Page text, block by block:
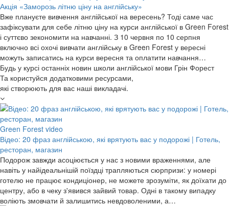
Акція «Заморозь літню ціну на англійську»
Вже плануєте вивчення англійської на вересень? Тоді саме час
зафіксувати для себе літню ціну на курси англійської в Green Forest
і суттєво зекономити на навчанні. З 10 червня по 10 серпня
включно всі охочі вивчати англійську в Green Forest у вересні
можуть записатись на курси вересня та оплатити навчання…
Будь у курсі останніх новин школи англійської мови Грін Форест
Та користуйся додатковими ресурсами,
які створюють для вас наші викладачі.
Green Forest video
Відео: 20 фраз англійською, які врятують вас у подорожі | Готель,
ресторан, магазин
Подорож завжди асоціюється у нас з новими враженнями, але
навіть у найідеальнішій поїздці трапляються сюрпризи: у номері
готелю не працює кондиціонер, не можете зрозуміти, як доїхати до
центру, або в чеку з'явився зайвий товар. Одні в такому випадку
воліють змовчати й залишитись невдоволеними, а…